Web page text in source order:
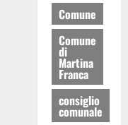
Comune
Comune
di
Martina
Franca
consiglio
comunale